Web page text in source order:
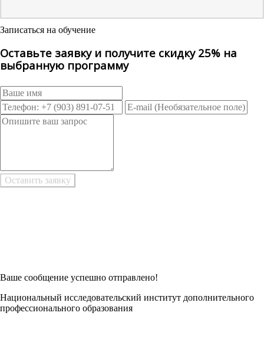
Записаться на обучение
Оставьте заявку и получите скидку 25% на
выбранную программу
Ваше сообщение успешно отправлено!
Национальный исследовательский институт дополнительного
профессионального образования